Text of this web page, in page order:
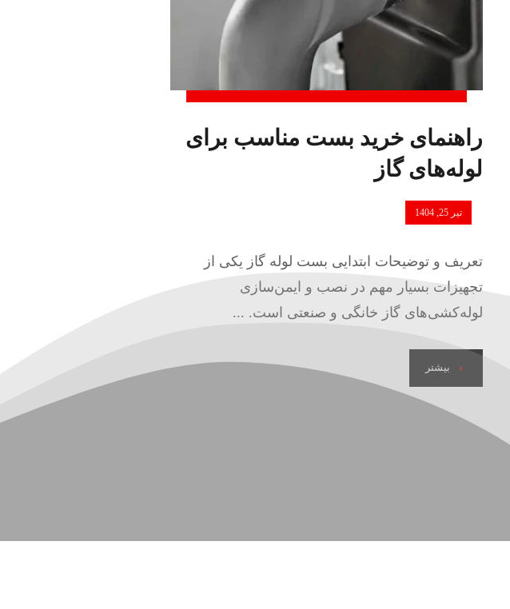
راهنمای خرید بست مناسب برای
لوله‌های گاز
تیر 25, 1404
تعریف و توضیحات ابتدایی بست لوله گاز یکی از
تجهیزات بسیار مهم در نصب و ایمن‌سازی
لوله‌کشی‌های گاز خانگی و صنعتی است. ...
بیشتر